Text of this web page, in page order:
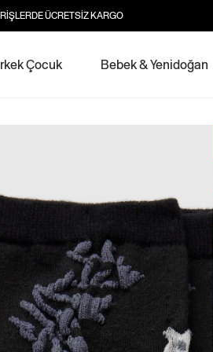
ÜCRETSİZ KARGO
Çocuk Bebek & Yenidoğan